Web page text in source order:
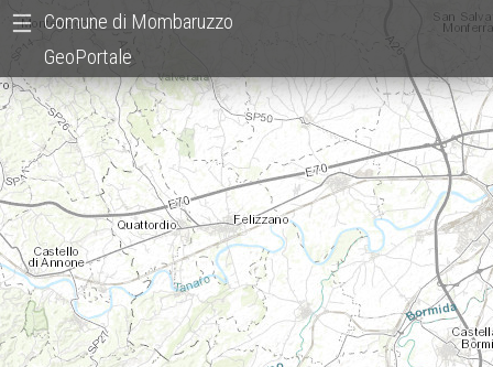
Comune di Mombaruzzo
GeoPortale